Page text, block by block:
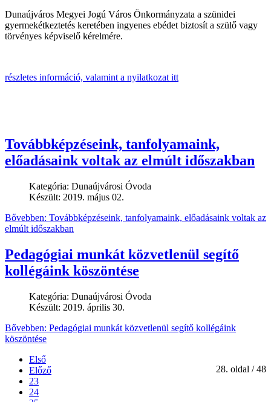
Dunaújváros Megyei Jogú Város Önkormányzata a szünidei
gyermekétkeztetés keretében ingyenes ebédet biztosít a szülő vagy
törvényes képviselő kérelmére.
részletes információ, valamint a nyilatkozat itt
Továbbképzéseink, tanfolyamaink,
előadásaink voltak az elmúlt időszakban
Kategória: Dunaújvárosi Óvoda
Készült: 2019. május 02.
Bővebben: Továbbképzéseink, tanfolyamaink, előadásaink voltak az
elmúlt időszakban
Pedagógiai munkát közvetlenül segítő
kollégáink köszöntése
Kategória: Dunaújvárosi Óvoda
Készült: 2019. április 30.
Bővebben: Pedagógiai munkát közvetlenül segítő kollégáink
köszöntése
28. oldal / 48
Első
Előző
23
24